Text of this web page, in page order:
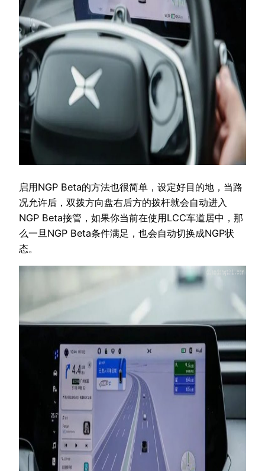
启用NGP Beta的方法也很简单，设定好目的地，当路
况允许后，双拨方向盘右后方的拨杆就会自动进入
NGP Beta接管，如果你当前在使用LCC车道居中，那
么一旦NGP Beta条件满足，也会自动切换成NGP状
态。